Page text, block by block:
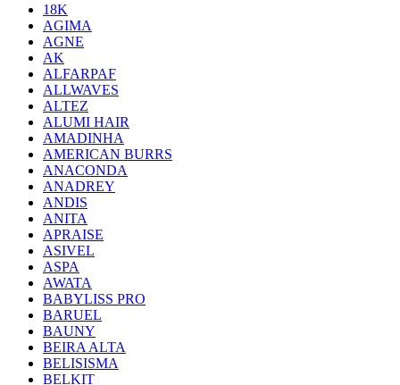
18K
AGIMA
AGNE
AK
ALFARPAF
ALLWAVES
ALTEZ
ALUMI HAIR
AMADINHA
AMERICAN BURRS
ANACONDA
ANADREY
ANDIS
ANITA
APRAISE
ASIVEL
ASPA
AWATA
BABYLISS PRO
BARUEL
BAUNY
BEIRA ALTA
BELISISMA
BELKIT